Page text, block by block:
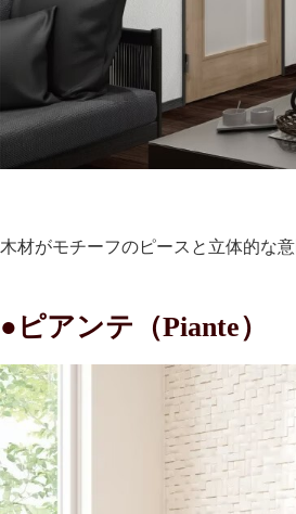
木材がモチーフのピースと立体的な
●ピアンテ （Piante）